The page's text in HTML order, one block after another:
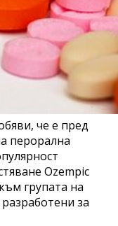
че е пред
перорална
Ozempic
групата на
за